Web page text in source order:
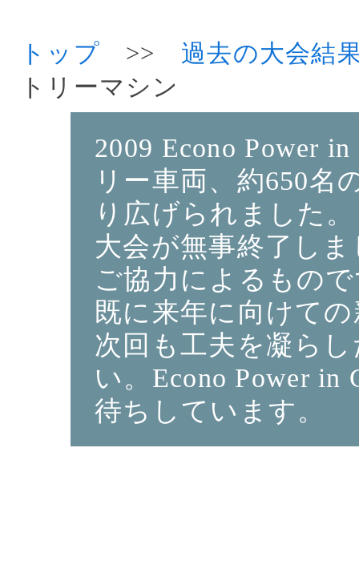
トップ >> 過去の大会結
トリーマシン
2009 Econo Power
リー車両、約650名
り広げられました。
大会が無事終了し
ご協力によるもの
既に来年に向けて
次回も工夫を凝ら
い。Econo Power
待ちしています。